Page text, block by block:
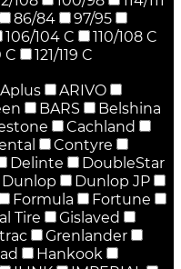
86/84
97/95
106/104 C
110/108 C
C
121/119 C
Aplus
ARIVO
BARS
Belshina
Cachland
Contyre
Delinte
DoubleStar
Dunlop
Dunlop JP
Formula
Fortune
Tire
Gislaved
Grenlander
Hankook